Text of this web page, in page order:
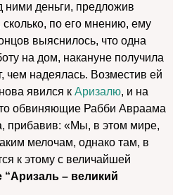
деньги, предложив
сколько, по его мнению, ему
выяснилось, что одна
на дом, накануне получила
чем надеялась. Возместив ей
явился к Аризалю, и на
обвиняющие Рабби Авраама
прибавив: «Мы, в этом мире,
мелочам, однако там, в
к этому с величайшей
“Аризаль – великий